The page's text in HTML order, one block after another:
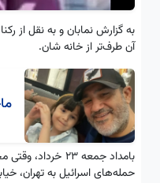
به گزارش نمابان و به نقل از
آن طرف‌تر از خانه شان.
حمله‌های اسرائیل به تهران،